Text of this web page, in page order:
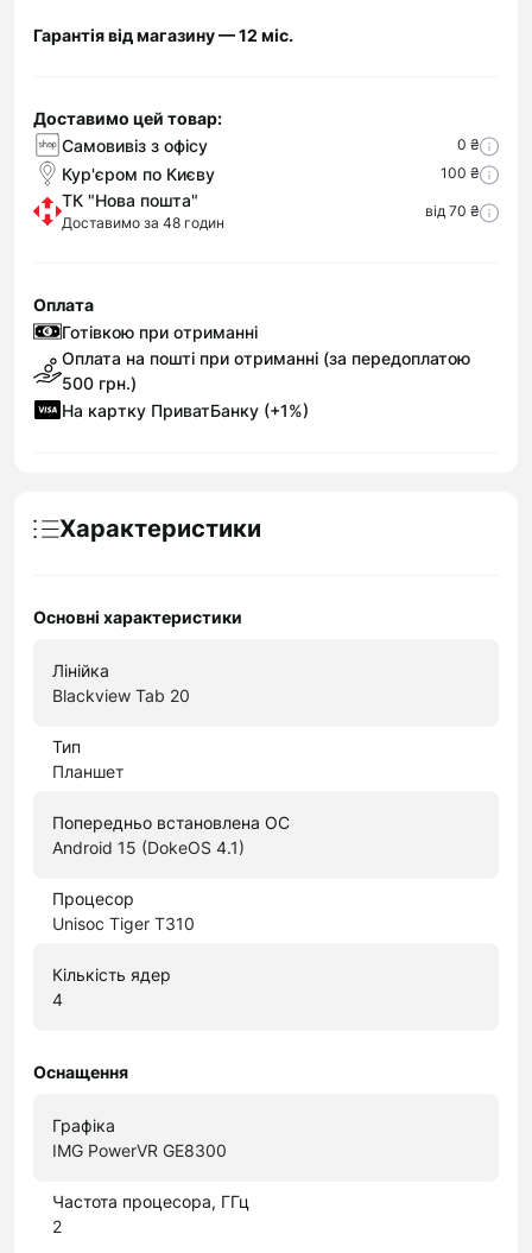
Гарантія від магазину — 12 міс.
Доставимо цей товар:
Самовивіз з офісу
0 ₴
Кур'єром по Києву 100 ₴
ТК "Нова пошта"
Доставимо за 48 годин
від 70 ₴
Оплата
Готівкою при отриманні
Оплата на пошті при отриманні (за передоплатою
500 грн.)
На картку ПриватБанку (+1%)
Характеристики
Основні характеристики
Лінійка
Blackview Tab 20
Тип
Планшет
Попередньо встановлена ОС
Android 15 (DokeOS 4.1)
Процесор
Unisoc Tiger T310
Кількість ядер
4
Оснащення
Графіка
IMG PowerVR GE8300
Частота процесора, ГГц
2